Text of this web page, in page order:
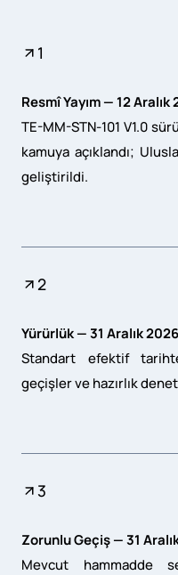
1
Resmî Yayım — 12 Aralık
TE-MM-STN-101 V1.0
kamuya açıklandı;
geliştirildi.
2
Yürürlük — 31 Aralık 2026
Standart efektif
geçişler ve hazırlık
3
Zorunlu Geçiş — 31
Mevcut hammadde